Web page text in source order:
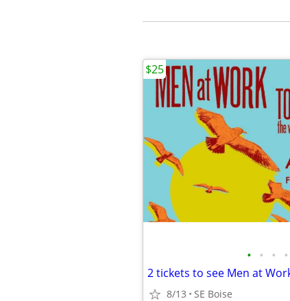
• • • •
8/13 SE Boise
$25